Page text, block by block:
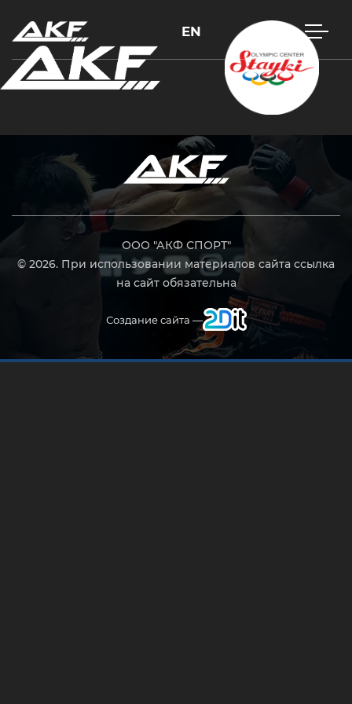
EN
ООО "АКФ СПОРТ"
© 2026. При использовании материалов сайта ссылка
на сайт обязательна
Создание сайта —
Нажмите Enter для поиска или Esc, чтобы закрыть